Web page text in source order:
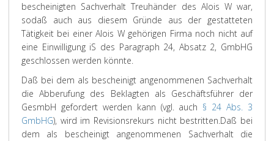
bescheinigten Sachverhalt Treuhänder des Alois W war,
sodaß auch aus diesem Gründe aus der gestatteten
Tätigkeit bei einer Alois W gehörigen Firma noch nicht auf
eine Einwilligung iS des Paragraph 24, Absatz 2, GmbHG
geschlossen werden könnte.
Daß bei dem als bescheinigt angenommenen Sachverhalt
die Abberufung des Beklagten als Geschäftsführer der
GesmbH gefordert werden kann (vgl. auch § 24 Abs. 3
GmbHG), wird im Revisionsrekurs nicht bestritten.Daß bei
dem als bescheinigt angenommenen Sachverhalt die